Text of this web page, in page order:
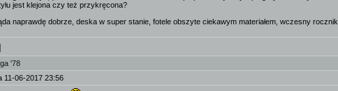
jest klejona czy też przykręcona?
naprawdę dobrze, deska w super stanie, fotele obszyte ciekawym materiałem, wczesny
'78
11-06-2017 23:56